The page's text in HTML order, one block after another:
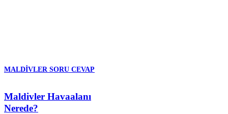
MALDIVLER SORU CEVAP
Maldivler Havaalanı
Nerede?